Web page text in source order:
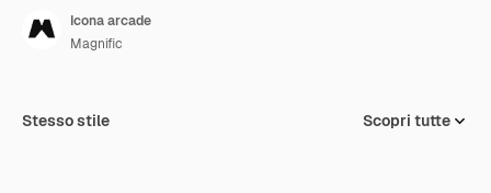
Icona arcade
Magnific
Stesso stile Scopri tutte